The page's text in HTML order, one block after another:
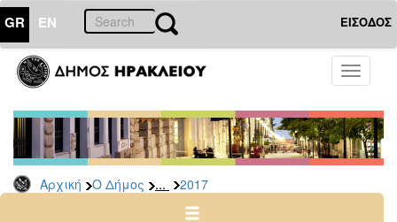
GR EN ΕΙΣΟΔΟΣ
Toggle
Αρχική Ο Δήμος ... 2017
ΔΗΜΟΣ
Δελτία
Τύπου
Αρχείο
2026